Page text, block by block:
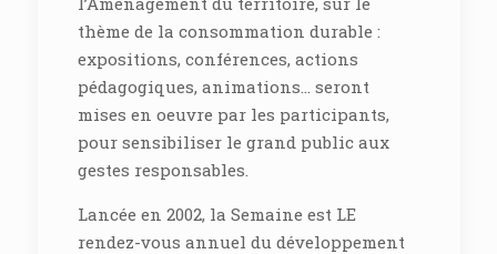
thème de la consommation durable :
expositions, conférences, actions
pédagogiques, animations… seront
mises en oeuvre par les participants,
pour sensibiliser le grand public aux
gestes responsables.
Lancée en 2002, la Semaine est LE
rendez-vous annuel du développement